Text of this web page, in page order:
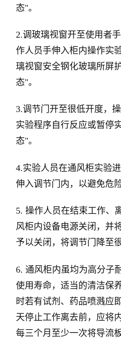
态"。
2.调玻璃视窗开至使用者
作人员手伸入柜内操作实
璃视窗安全钢化玻璃所屏
态"。
3.调节门开至很低开度，
实验程序自行反应或暂停
态"。
4.实验人员在通风柜实验
伸入调节门内，以避免危险
5. 操作人员在结束工作、
风柜内设备电源关闭，并
予以关闭，将调节门降至
6. 通风柜内虽均为高分子
使用寿命，适当的清洁保
时若有试剂、药品喷溅应
天停止工作离去前，应将
每三个月至少一次将导流